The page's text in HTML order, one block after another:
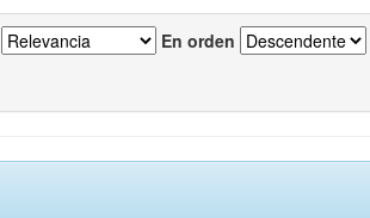
En orden